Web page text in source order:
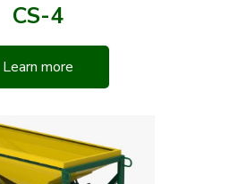
CS-4
Learn more